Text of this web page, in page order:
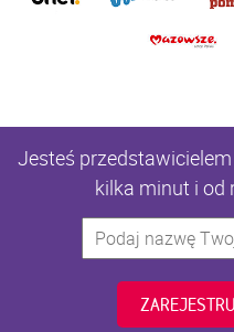
Jesteś
kilka minut i od